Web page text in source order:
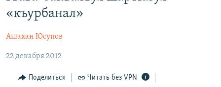
основному
Вернутся
главной
ПОДКАСТЫ
АВТОРСКИЕ ПРОЕКТЫ
ЦИТАТЫ СВОБОДЫ
МНЕНИЯ
КУЛЬТУРА
«къурбанал»
Ашахан Юсупов
22 декабря 2012
Поделиться Читать без VPN